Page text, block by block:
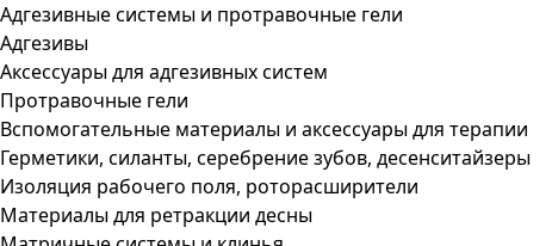
Адгезивные системы и протравочные гели
Адгезивы
Аксессуары для адгезивных систем
Протравочные гели
Вспомогательные материалы и аксессуары для терапии
Герметики, силанты, серебрение зубов, десенситайзеры
Изоляция рабочего поля, роторасширители
Материалы для ретракции десны